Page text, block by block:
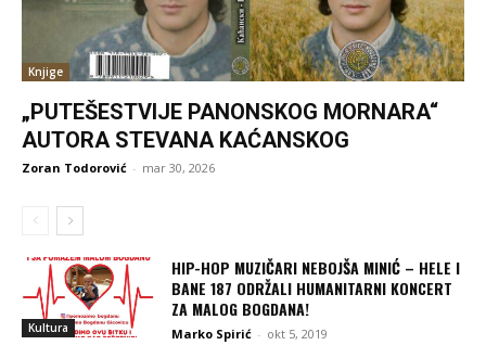
Knjige
„PUTEŠESTVIJE PANONSKOG MORNARA“
AUTORA STEVANA KAĆANSKOG
Zoran Todorović - mar 30, 2026
Kultura
HIP-HOP MUZIČARI NEBOJŠA MINIĆ – HELE I
BANE 187 ODRŽALI HUMANITARNI KONCERT
ZA MALOG BOGDANA!
Marko Spirić - okt 5, 2019